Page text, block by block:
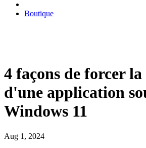
Boutique
4 façons de forcer
d'une application
Windows 11
Aug 1, 2024